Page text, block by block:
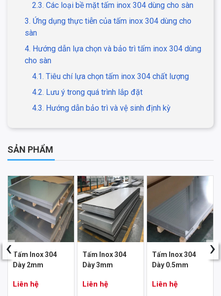
2.3. Các loại bề mặt tấm inox 304 dùng cho sàn
3. Ứng dụng thực tiễn của tấm inox 304 dùng cho
sàn
4. Hướng dẫn lựa chọn và bảo trì tấm inox 304 dùng
cho sàn
4.1. Tiêu chí lựa chọn tấm inox 304 chất lượng
4.2. Lưu ý trong quá trình lắp đặt
4.3. Hướng dẫn bảo trì và vệ sinh định kỳ
SẢN PHẨM
Tấm Inox 304
Dày 2mm
Liên hệ
Tấm Inox 304
Dày 3mm
Liên hệ
Tấm Inox 304
Dày 0.5mm
Liên hệ
‹ ›